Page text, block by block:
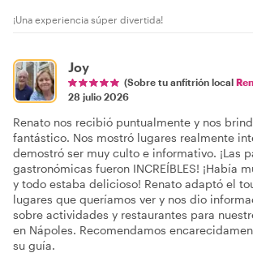
¡Una experiencia súper divertida!
Joy
(Sobre tu anfitrión local
28 julio 2026
Renato nos recibió puntualmente y nos
fantástico. Nos mostró lugares realmente
demostró ser muy culto e informativo. ¡Las
gastronómicas fueron INCREÍBLES! ¡Había
y todo estaba delicioso! Renato adaptó el
lugares que queríamos ver y nos dio
sobre actividades y restaurantes para
en Nápoles. Recomendamos
su guía.